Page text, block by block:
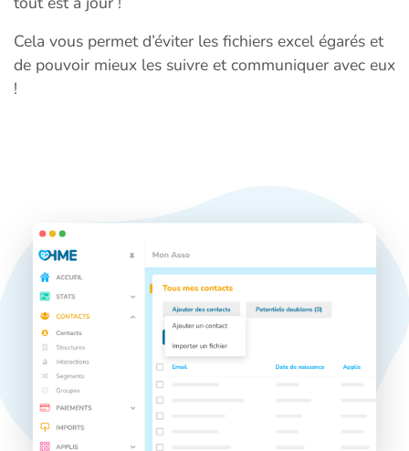
Cela vous permet d’éviter les fichiers excel égarés et
de pouvoir mieux les suivre et communiquer avec eux
!